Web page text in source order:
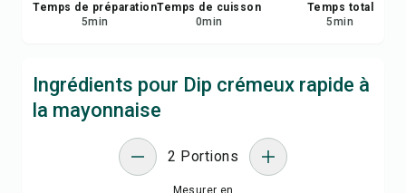
Temps de préparation
5min
Temps de cuisson
0min
Temps total
5min
Ingrédients pour Dip crémeux rapide à
la mayonnaise
2 Portions
Mesurer en